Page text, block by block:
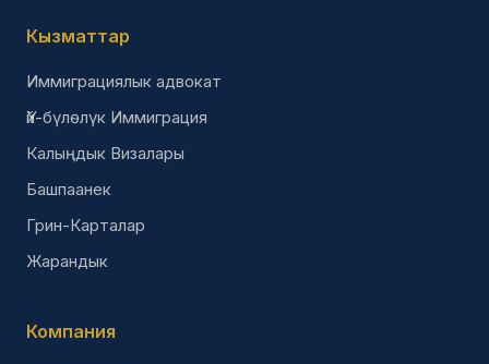
Кызматтар
Иммиграциялык адвокат
Үй-бүлөлүк Иммиграция
Калыңдык Визалары
Башпаанек
Грин-Карталар
Жарандык
Компания